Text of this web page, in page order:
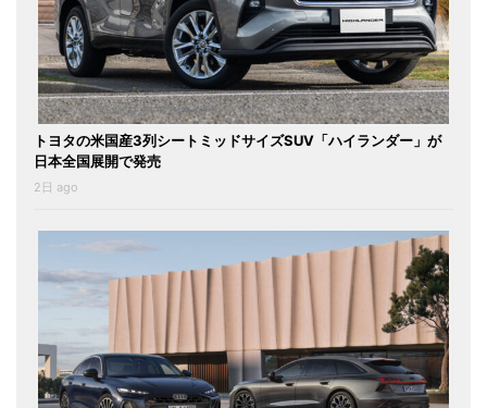
トヨタの米国産3列シートミッドサイズSUV「ハイランダー」が
日本全国展開で発売
2日 ago